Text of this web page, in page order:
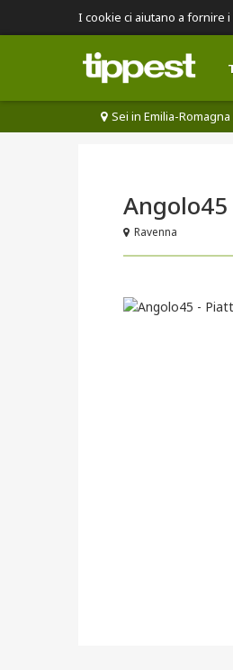
I cookie ci aiutano a fornire
Sei in Emilia-Romagna
Angolo45
Ravenna